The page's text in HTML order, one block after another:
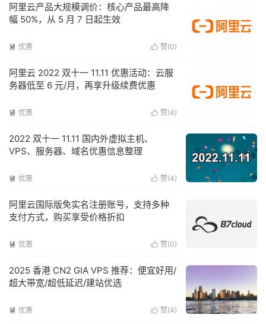
阿里云产品大规模调价：核心产品最高降
幅 50%，从 5 月 7 日起生效
 赞(0)
 优惠
阿里云 2022 双十一 11.11 优惠活动：云服
务器低至 6 元/月，再享升级续费优惠
 赞(4)
 优惠
2022 双十一 11.11 国内外虚拟主机、
VPS、服务器、域名优惠信息整理
 赞(4)
 优惠
阿里云国际版免实名注册账号，支持多种
支付方式，购买享受价格折扣
 赞(0)
 优惠
2025 香港 CN2 GIA VPS 推荐：便宜好用/
超大带宽/超低延迟/建站优选
 赞(4)
 优惠